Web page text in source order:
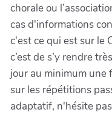
chorale ou
cas d'informations
c'est ce qui est sur le
c’est de s’y rendre
jour au minimum une
sur les répétitions
adaptatif, n'hésite